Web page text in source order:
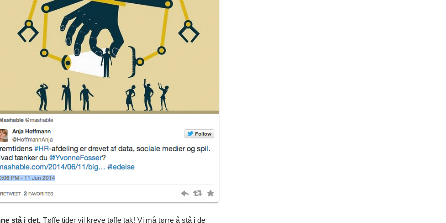
stå i det. Tøffe tider vil kreve tøffe tak! Vi må tørre å stå i de